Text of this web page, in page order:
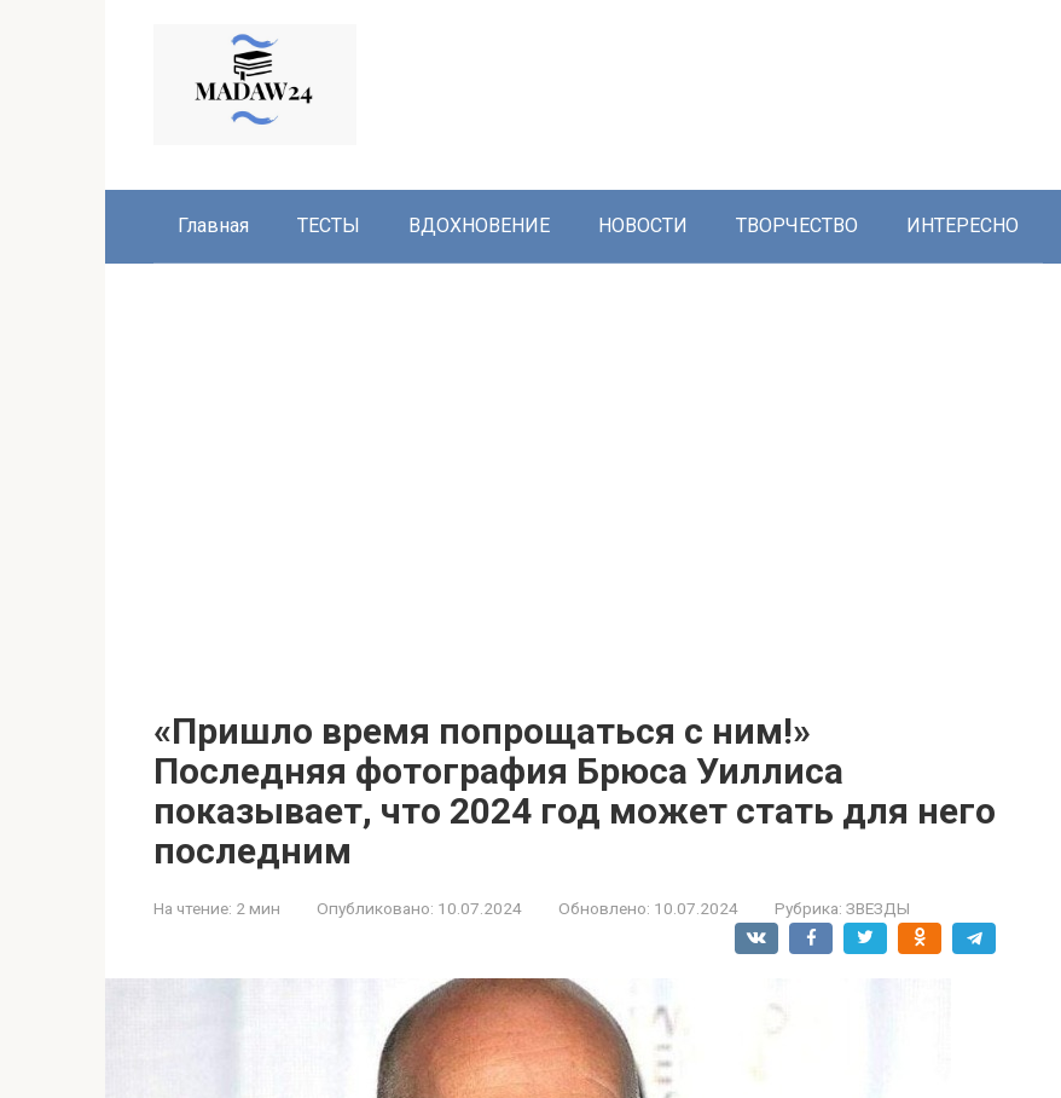
Главная ТЕСТЫ ВДОХНОВЕНИЕ НОВОСТИ ТВОРЧЕСТВО ИНТЕРЕСНО
«Пришло время попрощаться с ним!»
Последняя фотография Брюса Уиллиса
показывает, что 2024 год может стать для него
последним
На чтение: 2 мин Опубликовано: 10.07.2024 Обновлено: 10.07.2024 Рубрика: ЗВЕЗДЫ